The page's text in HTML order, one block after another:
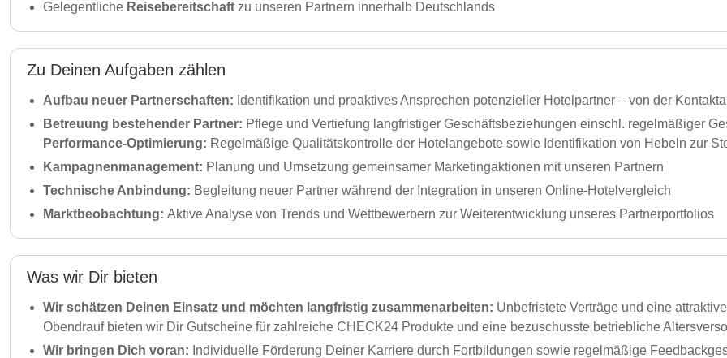
Gelegentliche Reisebereitschaft zu unseren Partnern innerhalb Deutschlands
Zu Deinen Aufgaben zählen
Aufbau neuer Partnerschaften: Identifikation und proaktives Ansprechen potenzieller Hotelpartner – von der
Betreuung bestehender Partner: Pflege und Vertiefung langfristiger Geschäftsbeziehungen einschl. regelmäßiger
Performance-Optimierung: Regelmäßige Qualitätskontrolle der Hotelangebote sowie Identifikation von Hebeln zur
Kampagnenmanagement: Planung und Umsetzung gemeinsamer Marketingaktionen mit unseren Partnern
Technische Anbindung: Begleitung neuer Partner während der Integration in unseren Online-Hotelvergleich
Marktbeobachtung: Aktive Analyse von Trends und Wettbewerbern zur Weiterentwicklung unseres Partnerportfolios
Was wir Dir bieten
Wir schätzen Deinen Einsatz und möchten langfristig zusammenarbeiten: Unbefristete Verträge und eine
Obendrauf bieten wir Dir Gutscheine für zahlreiche CHECK24 Produkte und eine bezuschusste betriebliche
Wir bringen Dich voran: Individuelle Förderung Deiner Karriere durch Fortbildungen sowie regelmäßige